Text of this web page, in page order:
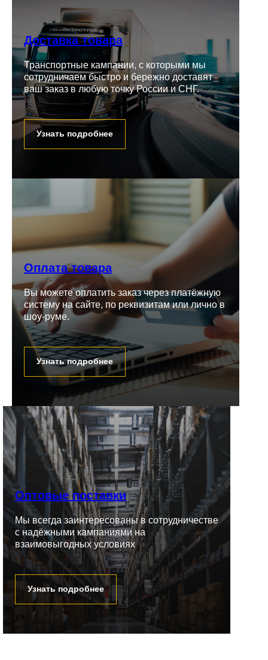
Доставка товара
Транспортные кампании, с которыми мы
сотрудничаем быстро и бережно доставят
ваш заказ в любую точку России и СНГ.
Узнать подробнее
Оплата товара
Вы можете оплатить заказ через платёжную
систему на сайте, по реквизитам или лично в
шоу-руме.
Узнать подробнее
Оптовые поставки
Мы всегда заинтересованы в сотрудничестве
с надёжными кампаниями на
взаимовыгодных условиях
Узнать подробнее